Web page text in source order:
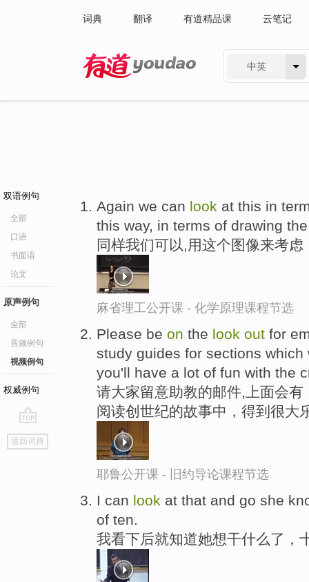
词典 翻译 有道精品课 云笔记
中英
双语例句
全部
口语
书面语
论文
原声例句
全部
音频例句
视频例句
权威例句
go
top
返回词典
Again we can look at this in
this way, in terms of drawing
同样我们可以,用这个图像来考
麻省理工公开课 - 化学原理课程节选
Please be on the look out for
study guides for sections
you'll have a lot of fun with the
请大家留意助教的邮件,上面会
阅读创世纪的故事中，得到很大
耶鲁公开课 - 旧约导论课程节选
I can look at that and go she
of ten.
我看下后就知道她想干什么了，